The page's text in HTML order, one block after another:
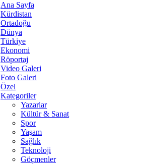
Ana Sayfa
Kürdistan
Ortadoğu
Dünya
Türkiye
Ekonomi
Röportaj
Video Galeri
Foto Galeri
Özel
Kategoriler
Yazarlar
Kültür & Sanat
Spor
Yaşam
Sağlık
Teknoloji
Göçmenler